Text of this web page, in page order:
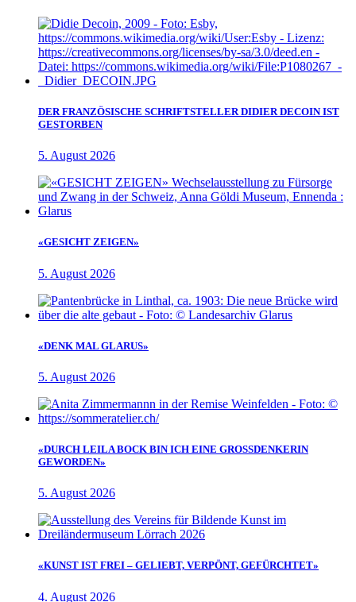
DER FRANZÖSISCHE SCHRIFTSTELLER DIDIER DECOIN IST
GESTORBEN
5. August 2026
«GESICHT ZEIGEN»
5. August 2026
«DENK MAL GLARUS»
5. August 2026
«DURCH LEILA BOCK BIN ICH EINE GROSSDENKERIN
GEWORDEN»
5. August 2026
«KUNST IST FREI – GELIEBT, VERPÖNT, GEFÜRCHTET»
4. August 2026